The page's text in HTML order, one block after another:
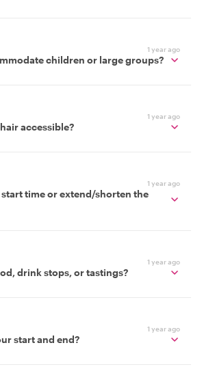
1 year ago
children or large groups?
1 year ago
accessible?
1 year ago
time or extend/shorten the
1 year ago
drink stops, or tastings?
1 year ago
start and end?